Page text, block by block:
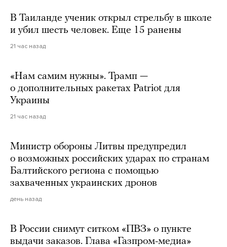
В Таиланде ученик открыл стрельбу в школе
и убил шесть человек. Еще 15 ранены
21 час назад
«Нам самим нужны». Трамп —
о дополнительных ракетах Patriot для
Украины
21 час назад
Министр обороны Литвы предупредил
о возможных российских ударах по странам
Балтийского региона с помощью
захваченных украинских дронов
день назад
В России снимут ситком «ПВЗ» о пункте
выдачи заказов. Глава «Газпром-медиа»